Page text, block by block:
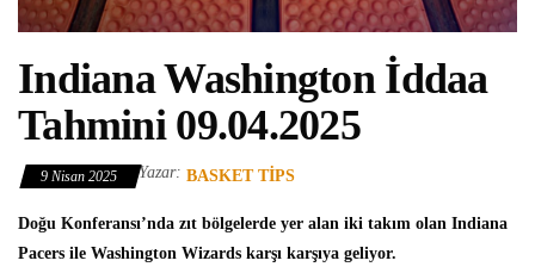
Indiana Washington İddaa
Tahmini 09.04.2025
9 Nisan 2025 Yazar: BASKET TIPS
Doğu Konferansı’nda zıt bölgelerde yer alan iki takım olan Indiana
Pacers ile Washington Wizards karşı karşıya geliyor.